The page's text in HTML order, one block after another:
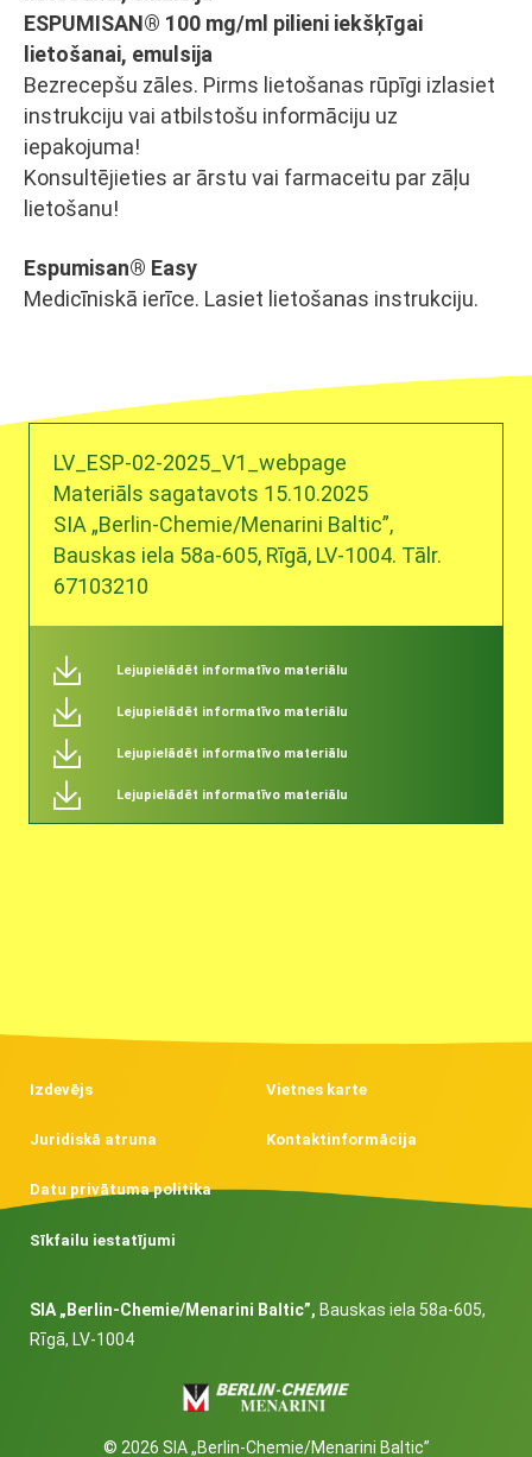
ESPUMISAN® 100 mg/ml pilieni iekšķīgai
lietošanai, emulsija
Bezrecepšu zāles. Pirms lietošanas rūpīgi izlasiet
instrukciju vai atbilstošu informāciju uz
iepakojuma!
Konsultējieties ar ārstu vai farmaceitu par zāļu
lietošanu!
Espumisan® Easy
Medicīniskā ierīce. Lasiet lietošanas instrukciju.
LV_ESP-02-2025_V1_webpage
Materiāls sagatavots 15.10.2025
SIA „Berlin-Chemie/Menarini Baltic”,
Bauskas iela 58a-605, Rīgā, LV-1004. Tālr.
67103210
Lejupielādēt informatīvo materiālu
Lejupielādēt informatīvo materiālu
Lejupielādēt informatīvo materiālu
Lejupielādēt informatīvo materiālu
Izdevējs Vietnes karte
Juridiskā atruna Kontaktinformācija
Datu privātuma politika
Sīkfailu iestatījumi
SIA „Berlin-Chemie/Menarini Baltic”, Bauskas iela 58a-605,
Rīgā, LV-1004
© 2026 SIA „Berlin-Chemie/Menarini Baltic”